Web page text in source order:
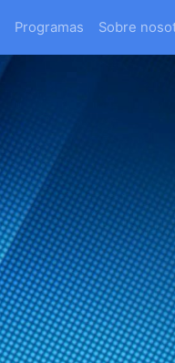
Programas Sobre